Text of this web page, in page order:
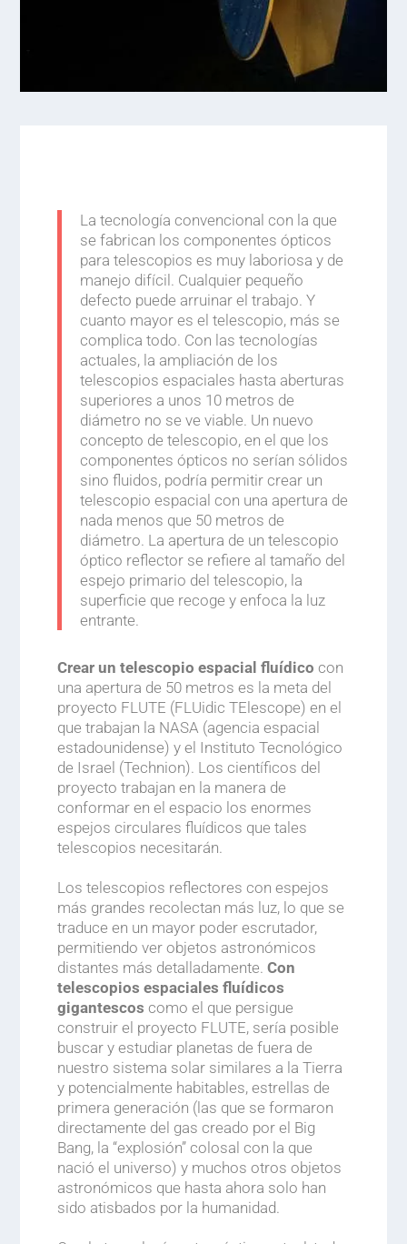
La tecnología convencional con la que
se fabrican los componentes ópticos
para telescopios es muy laboriosa y de
manejo difícil. Cualquier pequeño
defecto puede arruinar el trabajo. Y
cuanto mayor es el telescopio, más se
complica todo. Con las tecnologías
actuales, la ampliación de los
telescopios espaciales hasta aberturas
superiores a unos 10 metros de
diámetro no se ve viable. Un nuevo
concepto de telescopio, en el que los
componentes ópticos no serían sólidos
sino fluidos, podría permitir crear un
telescopio espacial con una apertura de
nada menos que 50 metros de
diámetro. La apertura de un telescopio
óptico reflector se refiere al tamaño del
espejo primario del telescopio, la
superficie que recoge y enfoca la luz
entrante.
Crear un telescopio espacial fluídico con
una apertura de 50 metros es la meta del
proyecto FLUTE (FLUidic TElescope) en el
que trabajan la NASA (agencia espacial
estadounidense) y el Instituto Tecnológico
de Israel (Technion). Los científicos del
proyecto trabajan en la manera de
conformar en el espacio los enormes
espejos circulares fluídicos que tales
telescopios necesitarán.
Los telescopios reflectores con espejos
más grandes recolectan más luz, lo que se
traduce en un mayor poder escrutador,
permitiendo ver objetos astronómicos
distantes más detalladamente. Con
telescopios espaciales fluídicos
gigantescos como el que persigue
construir el proyecto FLUTE, sería posible
buscar y estudiar planetas de fuera de
nuestro sistema solar similares a la Tierra
y potencialmente habitables, estrellas de
primera generación (las que se formaron
directamente del gas creado por el Big
Bang, la “explosión” colosal con la que
nació el universo) y muchos otros objetos
astronómicos que hasta ahora solo han
sido atisbados por la humanidad.